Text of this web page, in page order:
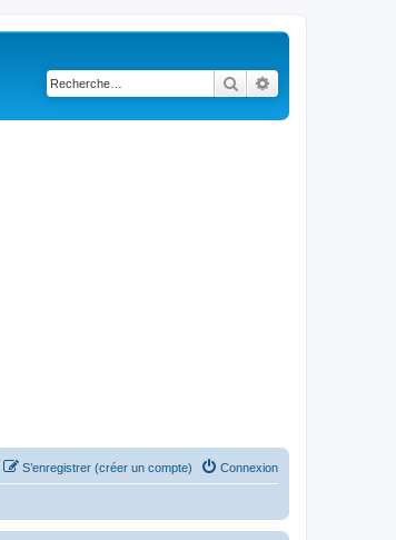
Rechercher
Connexion
S’enregistrer (créer un compte)